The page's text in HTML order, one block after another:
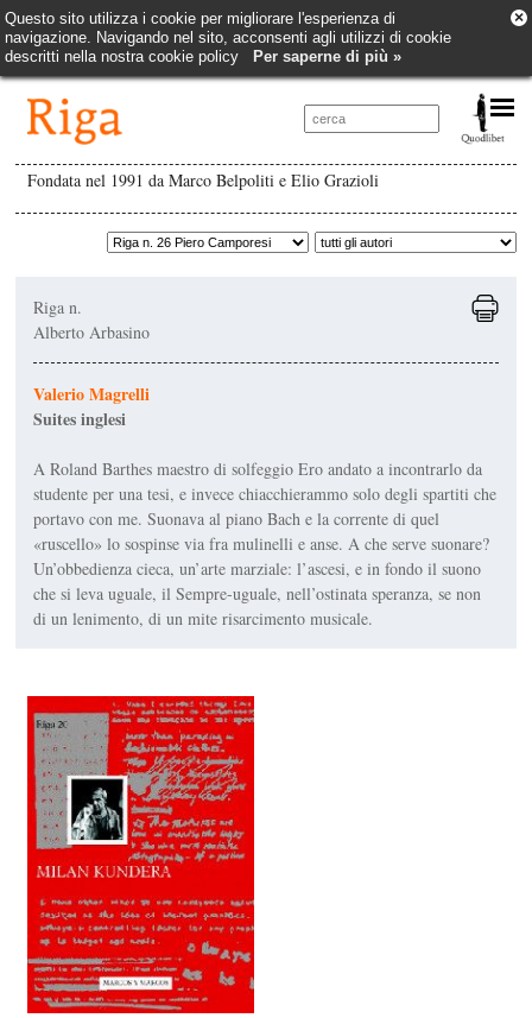
Questo sito utilizza i cookie per migliorare l'esperienza di
navigazione. Navigando nel sito, acconsenti agli utilizzi di cookie
descritti nella nostra cookie policy
Per saperne di più »
×
Fondata nel 1991 da Marco Belpoliti e Elio Grazioli
Riga n.
Alberto Arbasino
Valerio Magrelli
Suites inglesi
A Roland Barthes maestro di solfeggio Ero andato a incontrarlo da
studente per una tesi, e invece chiacchierammo solo degli spartiti che
portavo con me. Suonava al piano Bach e la corrente di quel
«ruscello» lo sospinse via fra mulinelli e anse. A che serve suonare?
Un’obbedienza cieca, un’arte marziale: l’ascesi, e in fondo il suono
che si leva uguale, il Sempre-uguale, nell’ostinata speranza, se non
di un lenimento, di un mite risarcimento musicale.